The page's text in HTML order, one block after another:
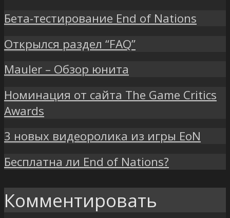
Бета-тестирование End of Nations
Открылся раздел “FAQ”
Mauler – Обзор юнита
Номинация от сайта The Game Critics
Awards
3 новых видеоролика из игры EoN
Бесплатна ли End of Nations?
Комментировать